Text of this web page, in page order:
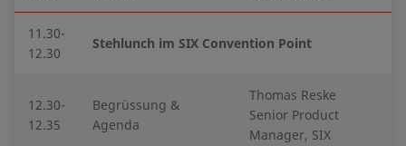
11.30-
12.30
Stehlunch im SIX Convention Point
12.30-
12.35
Begrüssung &
Agenda
Thomas Reske
Senior Product
Manager, SIX